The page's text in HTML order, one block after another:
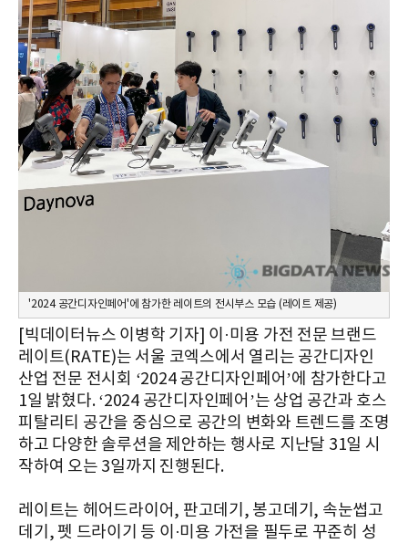
'2024 공간디자인페어'에 참가한 레이트의 전시부스 모습 (레이트 제공)
[빅데이터뉴스 이병학 기자] 이·미용 가전 전문 브랜드
레이트(RATE)는 서울 코엑스에서 열리는 공간디자인
산업 전문 전시회 ‘2024 공간디자인페어’에 참가한다고
1일 밝혔다. ‘2024 공간디자인페어’는 상업 공간과 호스
피탈리티 공간을 중심으로 공간의 변화와 트렌드를 조명
하고 다양한 솔루션을 제안하는 행사로 지난달 31일 시
작하여 오는 3일까지 진행된다.
레이트는 헤어드라이어, 판고데기, 봉고데기, 속눈썹고
데기, 펫 드라이기 등 이·미용 가전을 필두로 꾸준히 성